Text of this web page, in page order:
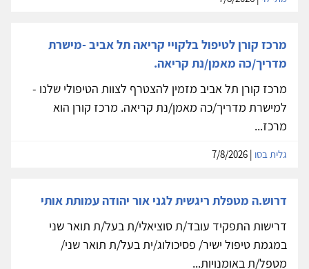
מרכז קורן לטיפול בלקויי קריאה תל אביב -מישרת
מדריך/כה מאמן/נת קריאה.
מרכז קורן תל אביב מזמין להצטרף לצוות הטיפולי שלנו -
למישרת מדריך/כה מאמן/נת קריאה. מרכז קורן הוא
מרכז...
גלית בסו
דרוש.ה מטפלת ריגשית לגני אור יהודה עמותת אותי
דרישות התפקיד עובד/ת סוציאלי/ת בעל/ת תואר שני
במגמת טיפול ישיר/ פסיכולוג/ית בעל/ת תואר שני/
מטפל/ת באומנויות...